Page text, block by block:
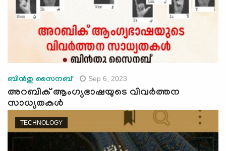
ബിൻതു സൈനബ് Sep 6, 2023
അറബിക് ആംഗ്യഭാഷയുടെ വിവർത്തന
സാധ്യതകൾ
TECHNOLOGY